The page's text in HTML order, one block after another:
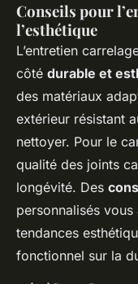
Conseils pour
l’esthétique
L’entretien
côté durable et
des matériaux
extérieur résistant
nettoyer. Pour le
qualité des joints
longévité. Des
personnalisés
tendances
fonctionnel sur la